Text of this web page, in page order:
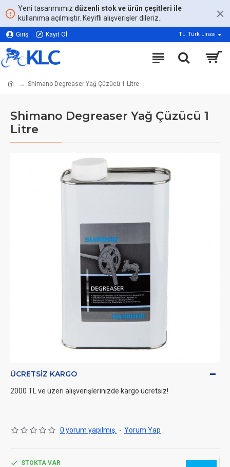
Yeni tasarımımız düzenli stok ve ürün çeşitleri ile
kullanıma açılmıştır. Keyifli alışverişler dileriz..
Giriş Kayıt Ol TL Türk Lirası
Shimano Degreaser Yağ Çüzücü 1 Litre
Shimano Degreaser Yağ Çüzücü 1
Litre
ÜCRETSIZ KARGO
2000 TL ve üzeri alışverişlerinizde kargo ücretsiz!
0 yorum yapılmış. - Yorum Yap
STOKTA VAR